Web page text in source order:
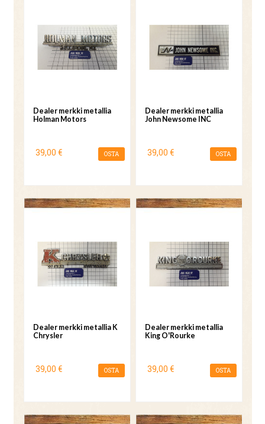
Dealer merkki metallia
Holman Motors
39,00 € OSTA
Dealer merkki metallia
John Newsome INC
39,00 € OSTA
Dealer merkki metallia K
Chrysler
39,00 € OSTA
Dealer merkki metallia
King O'Rourke
39,00 € OSTA